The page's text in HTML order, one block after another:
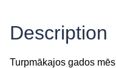
Description
Turpmākajos gados